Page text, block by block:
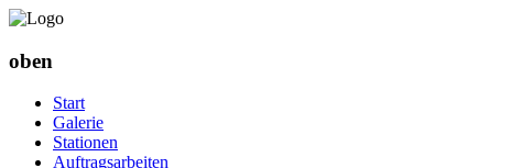
oben
Start
Galerie
Stationen
Auftragsarbeiten